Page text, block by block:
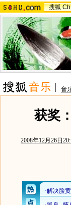
搜狐
音
获奖
2008年12月26日